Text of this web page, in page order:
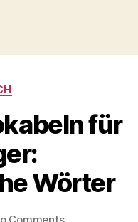
für
Wörter
on